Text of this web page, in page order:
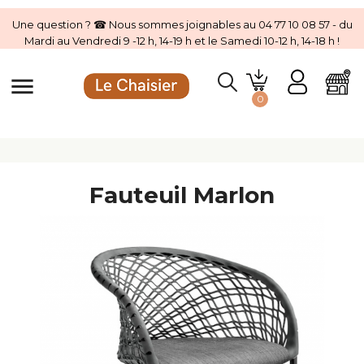
Une question ? ☎ Nous sommes joignables au 04 77 10 08 57 - du
Mardi au Vendredi 9 -12 h, 14-19 h et le Samedi 10-12 h, 14-18 h !
menu 0
Fauteuil Marlon